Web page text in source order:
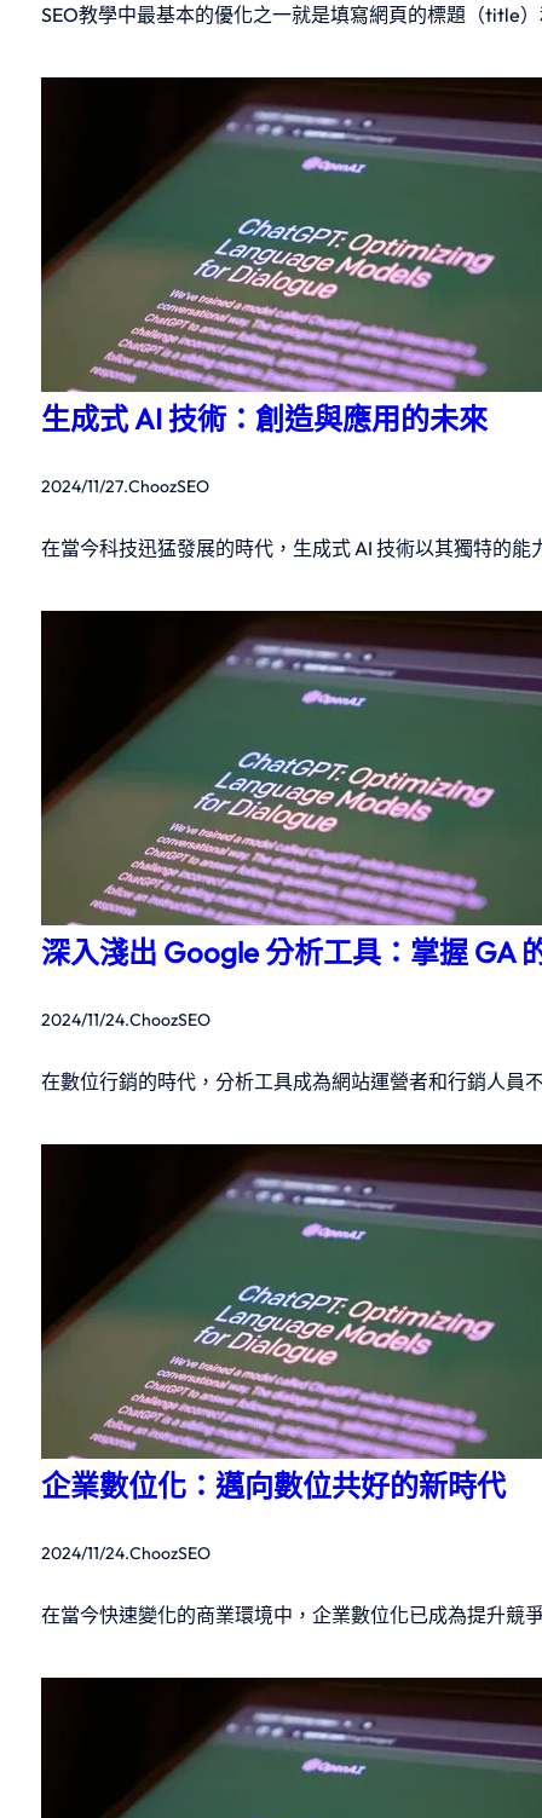
SEO教學中最基本的優化之一就是填寫網頁的標題（title
生成式 AI 技術：創造與應用的未來
2024/11/27.ChoozSEO
在當今科技迅猛發展的時代，生成式 AI 技術以其獨特的
深入淺出 Google 分析工具：掌握 GA
2024/11/24.ChoozSEO
在數位行銷的時代，分析工具成為網站運營者和行銷人員
企業數位化：邁向數位共好的新時代
2024/11/24.ChoozSEO
在當今快速變化的商業環境中，企業數位化已成為提升